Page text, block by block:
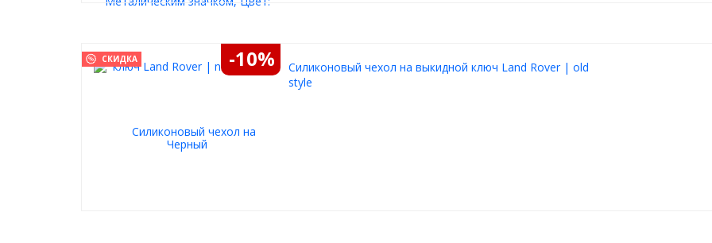
СКИДКА -10%
Силиконовый чехол на выкидной ключ Land Rover | old
style